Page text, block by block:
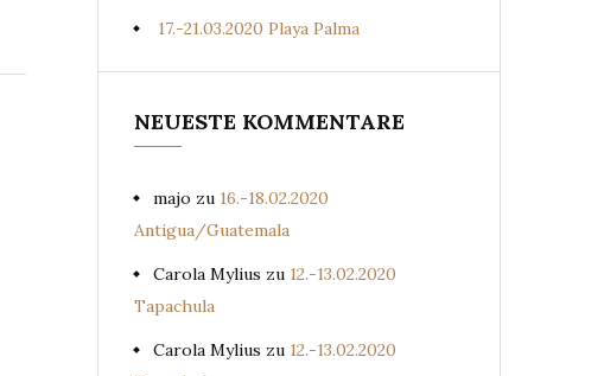
17.-21.03.2020 Playa Palma
NEUESTE KOMMENTARE
majo zu 16.-18.02.2020
Antigua/Guatemala
Carola Mylius zu 12.-13.02.2020
Tapachula
Carola Mylius zu 12.-13.02.2020